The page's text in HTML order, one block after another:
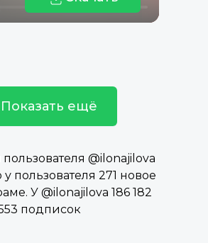
Показать ещё
@ilonajilova
пользователя 271 новое
У @ilonajilova 186 182
подписок